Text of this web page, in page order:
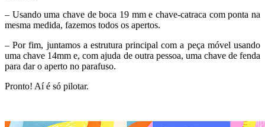
– Usando uma chave de boca 19 mm e chave-catraca com ponta na
mesma medida, fazemos todos os apertos.
– Por fim, juntamos a estrutura principal com a peça móvel usando
uma chave 14mm e, com ajuda de outra pessoa, uma chave de fenda
para dar o aperto no parafuso.
Pronto! Aí é só pilotar.